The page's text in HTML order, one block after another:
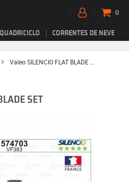
QUADRICICLO CORRENTES DE NEVE
0
SET